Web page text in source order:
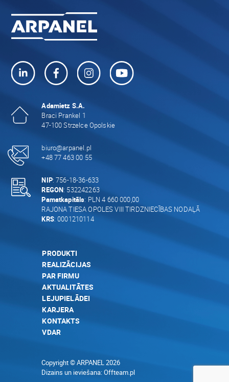
Adamietz S.A.
Braci Prankel 1
47-100 Strzelce Opolskie
biuro@arpanel.pl
+48 77 463 00 55
NIP: 756-18-36-633
REGON: 532242263
Pamatkapitāls: PLN 4 660 000,00
RAJONA TIESA OPOLES VIII TIRDZNIECĪBAS NODAĻĀ
KRS: 0001210114
PRODUKTI
REALIZĀCIJAS
PAR FIRMU
AKTUALITĀTES
LEJUPIELĀDEI
KARJERA
KONTAKTS
VDAR
Copyright © ARPANEL 2026
Dizains un ieviešana:Offteam.pl